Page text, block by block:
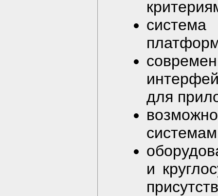
для
и